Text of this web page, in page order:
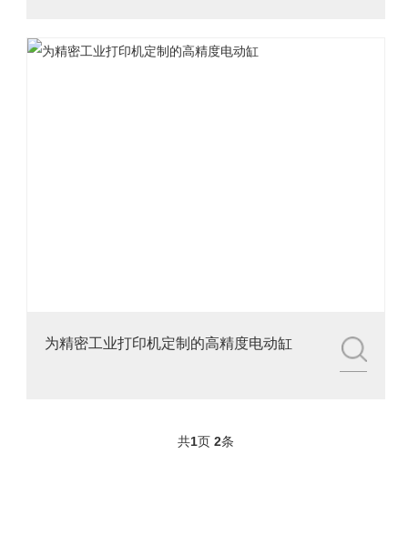
为精密工业打印机定制的高精度电动缸
共1页 2条